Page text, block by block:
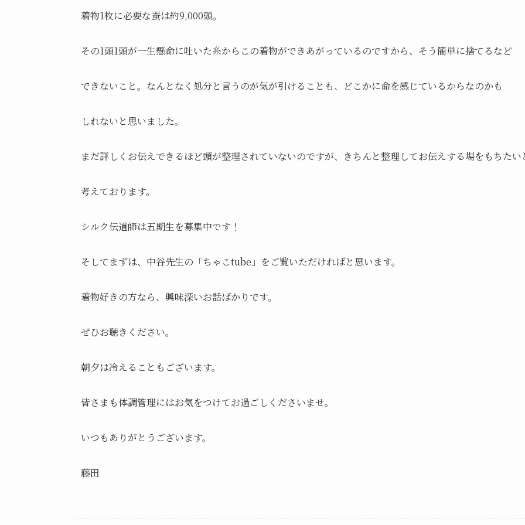
着物1枚に必要な蚕は約9,000頭。
その1頭1頭が一生懸命に吐いた糸からこの着物ができあがっているのですから、そう簡単に捨てるなど
できないこと。なんとなく処分と言うのが気が引けることも、どこかに命を感じているからなのかも
しれないと思いました。
まだ詳しくお伝えできるほど頭が整理されていないのですが、きちんと整理してお伝えする場をもちたい
考えております。
シルク伝道師は五期生を募集中です！
そしてまずは、中谷先生の「ちゃこtube」をご覧いただければと思います。
着物好きの方なら、興味深いお話ばかりです。
ぜひお聴きください。
朝夕は冷えることもございます。
皆さまも体調管理にはお気をつけてお過ごしくださいませ。
いつもありがとうございます。
藤田